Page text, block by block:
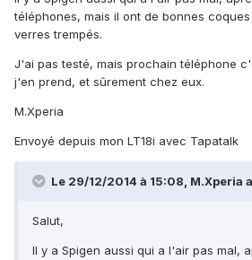
téléphones, mais il ont de bonnes
verres trempés.
J'ai pas testé, mais prochain téléphone
j'en prend, et sûrement chez eux.
M.Xperia
Envoyé depuis mon LT18i avec Tapatalk
Le 29/12/2014 à 15:08, M.Xperia
Salut,
Il y a Spigen aussi qui a l'air pas mal,